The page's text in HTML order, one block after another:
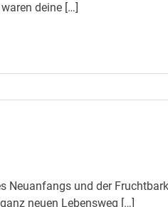
deine […]
Neuanfangs und der
neuen Lebensweg […]